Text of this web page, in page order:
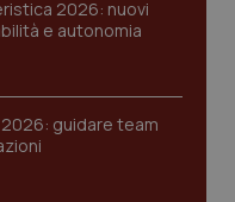
2026: nuovi
e autonomia
guidare team
www.quotidianosanita.it